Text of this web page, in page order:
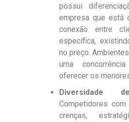
possui
empresa que está
conexão entre
específica,
no preço.
uma
oferecer os
Diversidade
Competidores
crenças,